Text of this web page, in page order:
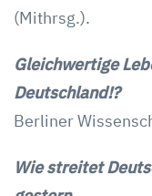
(Mithrsg.).
Gleichwertige
Deutschland!?
Berliner
Wie streitet